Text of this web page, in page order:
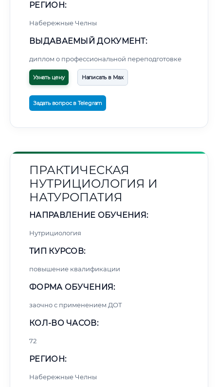
РЕГИОН:
Набережные Челны
ВЫДАВАЕМЫЙ ДОКУМЕНТ:
диплом о профессиональной переподготовке
Узнать цену Написать в Max
Задать вопрос в Telegram
ПРАКТИЧЕСКАЯ
НУТРИЦИОЛОГИЯ И
НАТУРОПАТИЯ
НАПРАВЛЕНИЕ ОБУЧЕНИЯ:
Нутрициология
ТИП КУРСОВ:
повышение квалификации
ФОРМА ОБУЧЕНИЯ:
заочно с применением ДОТ
КОЛ-ВО ЧАСОВ:
72
РЕГИОН:
Набережные Челны